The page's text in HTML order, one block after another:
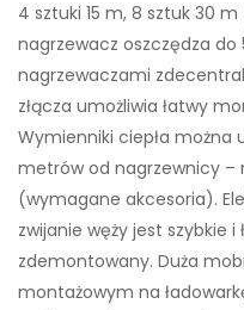
4 sztuki 15 m, 8 sztuk 30
nagrzewacz oszczędza do
nagrzewaczami
złącza umożliwia łatwy
Wymienniki ciepła można
metrów od nagrzewnicy –
(wymagane akcesoria).
zwijanie węży jest szybkie
zdemontowany. Duża
montażowym na